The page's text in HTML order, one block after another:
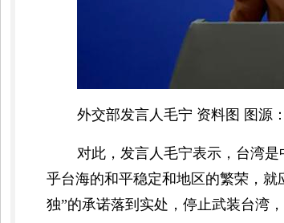
外交部发言人毛宁 资料图 图源
对此，发言人毛宁表示，台湾
乎台海的和平稳定和地区的繁荣，
独”的承诺落到实处，停止武装台湾